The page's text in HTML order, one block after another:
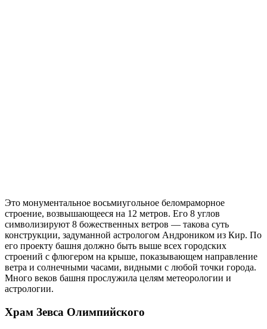
Это монументальное восьмиугольное беломраморное
строение, возвышающееся на 12 метров. Его 8 углов
символизируют 8 божественных ветров — такова суть
конструкции, задуманной астрологом Андроником из Кир. По
его проекту башня должно быть выше всех городских
строений с флюгером на крыше, показывающем направление
ветра и солнечными часами, видными с любой точки города.
Много веков башня прослужила целям метеорологии и
астрологии.
Храм Зевса Олимпийского